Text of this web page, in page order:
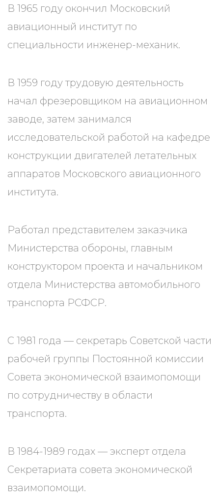
В 1965 году окончил Московский
авиационный институт по
специальности инженер-механик.
В 1959 году трудовую деятельность
начал фрезеровщиком на авиационном
заводе, затем занимался
исследовательской работой на кафедре
конструкции двигателей летательных
аппаратов Московского авиационного
института.
Работал представителем заказчика
Министерства обороны, главным
конструктором проекта и начальником
отдела Министерства автомобильного
транспорта РСФСР.
С 1981 года — секретарь Советской части
рабочей группы Постоянной комиссии
Совета экономической взаимопомощи
по сотрудничеству в области
транспорта.
В 1984-1989 годах — эксперт отдела
Секретариата совета экономической
взаимопомощи.